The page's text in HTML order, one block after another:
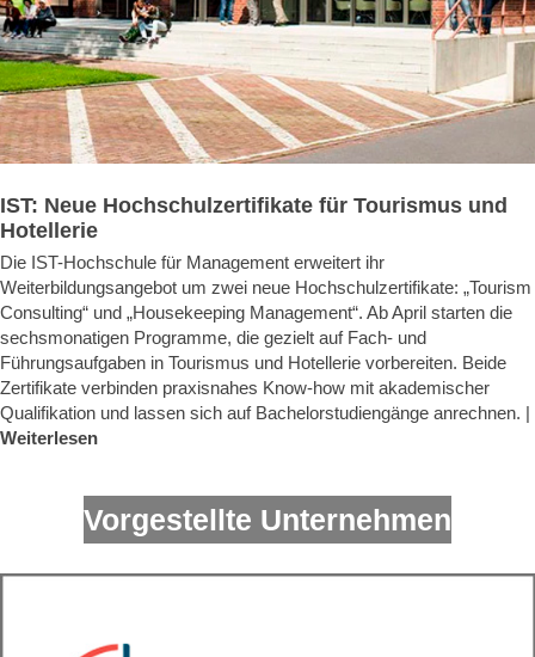
IST: Neue Hochschulzertifikate für Tourismus und
Hotellerie
Die IST-Hochschule für Management erweitert ihr
Weiterbildungsangebot um zwei neue Hochschulzertifikate: „Tourism
Consulting“ und „Housekeeping Management“. Ab April starten die
sechsmonatigen Programme, die gezielt auf Fach- und
Führungsaufgaben in Tourismus und Hotellerie vorbereiten. Beide
Zertifikate verbinden praxisnahes Know-how mit akademischer
Qualifikation und lassen sich auf Bachelorstudiengänge anrechnen. |
Weiterlesen
Vorgestellte Unternehmen